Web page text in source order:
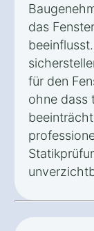
das
für den
ohne dass